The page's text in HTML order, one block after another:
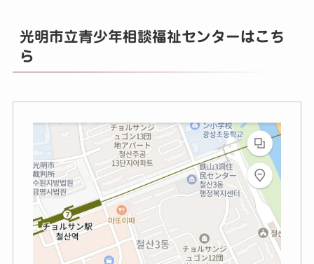
光明市立青少年相談福祉センターはこち
ら